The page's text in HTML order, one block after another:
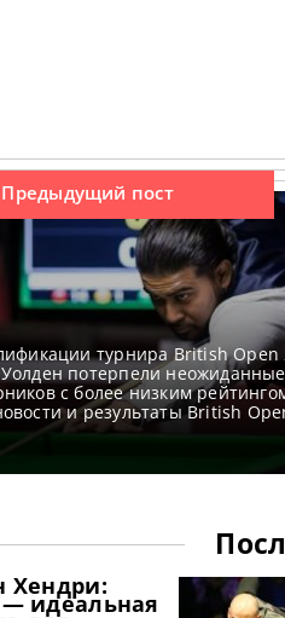
Предыдущий пост
турнира British Open
потерпели неожиданные
с более низким
и результаты British
результаты British Open 2023
Open 2023 Голосования и
трансляций British
Хендри:
идеальная